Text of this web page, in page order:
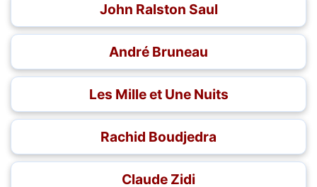
John Ralston Saul
André Bruneau
Les Mille et Une Nuits
Rachid Boudjedra
Claude Zidi